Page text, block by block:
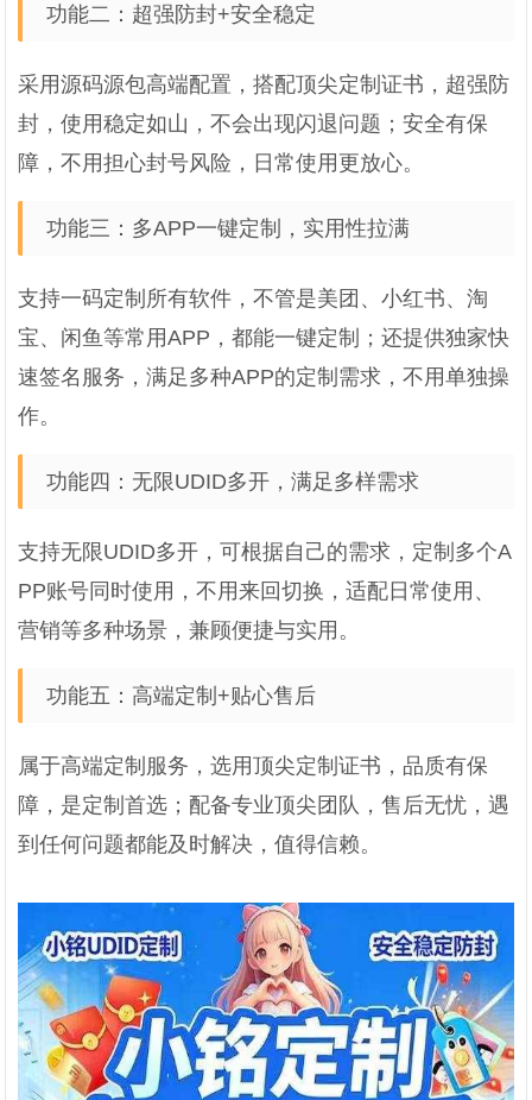
功能二：超强防封+安全稳定
采用源码源包高端配置，搭配顶尖定制证书，超强防
封，使用稳定如山，不会出现闪退问题；安全有保
障，不用担心封号风险，日常使用更放心。
功能三：多APP一键定制，实用性拉满
支持一码定制所有软件，不管是美团、小红书、淘
宝、闲鱼等常用APP，都能一键定制；还提供独家快
速签名服务，满足多种APP的定制需求，不用单独操
作。
功能四：无限UDID多开，满足多样需求
支持无限UDID多开，可根据自己的需求，定制多个A
PP账号同时使用，不用来回切换，适配日常使用、
营销等多种场景，兼顾便捷与实用。
功能五：高端定制+贴心售后
属于高端定制服务，选用顶尖定制证书，品质有保
障，是定制首选；配备专业顶尖团队，售后无忧，遇
到任何问题都能及时解决，值得信赖。